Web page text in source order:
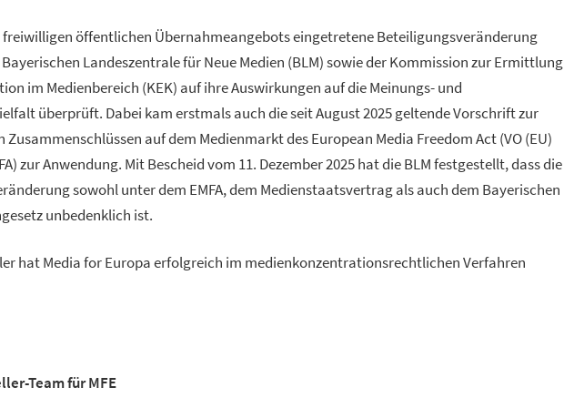
freiwilligen öffentlichen Übernahmeangebots eingetretene Beteiligungsveränderung
Landeszentrale für Neue Medien (BLM) sowie der Kommission zur Ermittlung
im Medienbereich (KEK) auf ihre Auswirkungen auf die Meinungs- und
überprüft. Dabei kam erstmals auch die seit August 2025 geltende Vorschrift zur
Zusammenschlüssen auf dem Medienmarkt des European Media Freedom Act (VO (EU)
zur Anwendung. Mit Bescheid vom 11. Dezember 2025 hat die BLM festgestellt, dass die
sowohl unter dem EMFA, dem Medienstaatsvertrag als auch dem Bayerischen
unbedenklich ist.
hat Media for Europa erfolgreich im medienkonzentrationsrechtlichen Verfahren
Team für MFE